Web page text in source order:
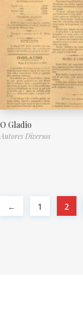
O Gladio
Autores Diversos
← 1 2